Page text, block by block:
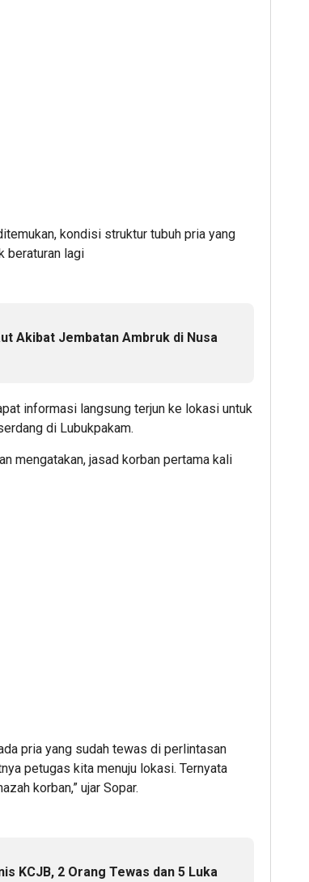
kondisi struktur tubuh pria yang
beraturan lagi
Akibat Jembatan Ambruk di Nusa
informasi langsung terjun ke lokasi untuk
di Lubukpakam.
mengatakan, jasad korban pertama kali
pria yang sudah tewas di perlintasan
petugas kita menuju lokasi. Ternyata
korban,” ujar Sopar.
KCJB, 2 Orang Tewas dan 5 Luka